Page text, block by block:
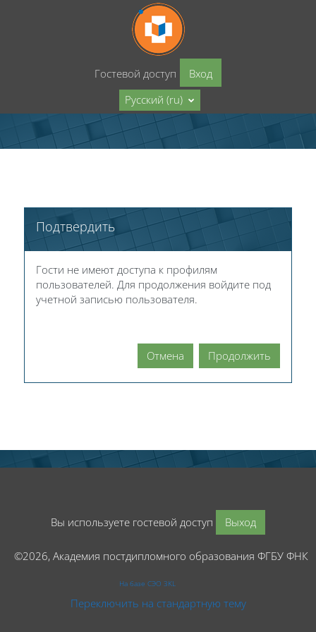
Перейти к основному содержанию
Гостевой доступ
Вход
Русский ‎(ru)‎
Подтвердить
Гости не имеют доступа к профилям
пользователей. Для продолжения войдите под
учетной записью пользователя.
Отмена Продолжить
Вы используете гостевой доступ Выход
©2026, Академия постдипломного образования ФГБУ
На базе СЭО 3KL
Переключить на стандартную тему